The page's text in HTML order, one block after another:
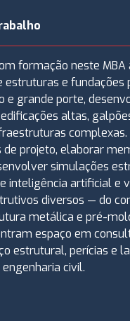
formação neste MBA
estruturas e fundações
e grande porte,
altas,
complexas.
de projeto, elaborar
simulações
inteligência artificial e
diversos — do
metálica e pré-
espaço em
estrutural, perícias e
civil.